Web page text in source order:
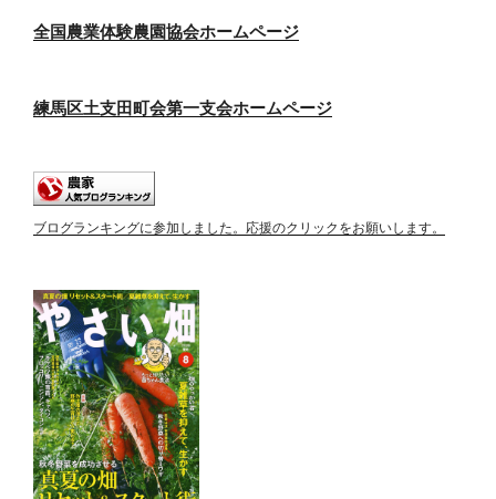
全国農業体験農園協会ホームページ
練馬区土支田町会第一支会ホームページ
ブログランキングに参加しました。応援のクリックをお願いします。